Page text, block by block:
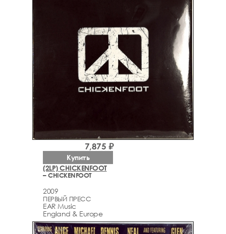
(2LP) CHICKENFOOT
– CHICKENFOOT
2009
ПЕРВЫЙ ПРЕСС
EAR Music
England & Europe
7,875 ₽
Купить